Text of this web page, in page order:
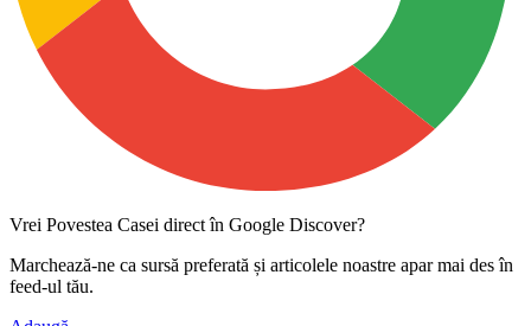
Vrei Povestea Casei direct în Google Discover?
Marchează-ne ca sursă preferată și articolele noastre apar mai des în
feed-ul tău.